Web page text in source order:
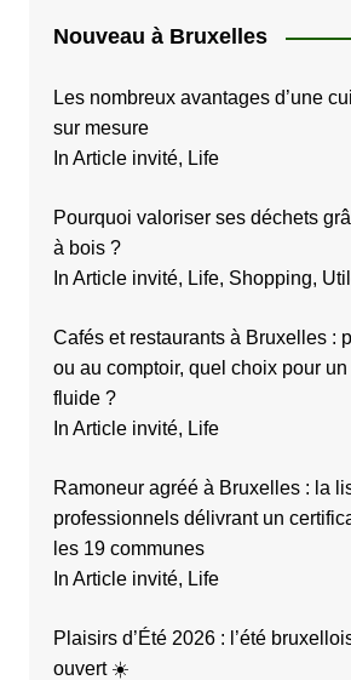
Nouveau à Bruxelles
Les nombreux avantages d’une
sur mesure
In Article invité, Life
Pourquoi valoriser ses déchets
à bois ?
In Article invité, Life, Shopping,
Cafés et restaurants à Bruxelles :
ou au comptoir, quel choix pour
fluide ?
In Article invité, Life
Ramoneur agréé à Bruxelles : la
professionnels délivrant un
les 19 communes
In Article invité, Life
Plaisirs d’Été 2026 : l’été
ouvert ☀️